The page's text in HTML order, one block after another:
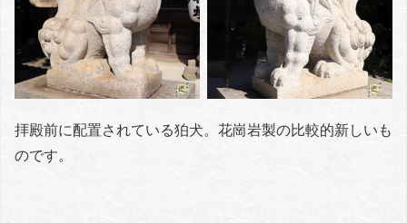
拝殿前に配置されている狛犬。花崗岩製の比較的新しいも
のです。